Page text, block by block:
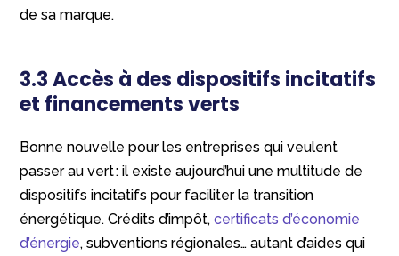
de sa marque.
3.3 Accès à des dispositifs incitatifs
et financements verts
Bonne nouvelle pour les entreprises qui veulent
passer au vert : il existe aujourd’hui une multitude de
dispositifs incitatifs pour faciliter la transition
énergétique. Crédits d’impôt,certificats d’économie
d’énergie, subventions régionales… autant d’aides qui